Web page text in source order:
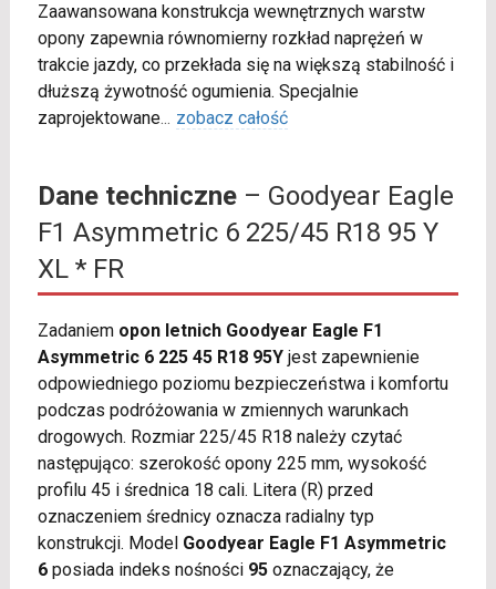
Zaawansowana konstrukcja wewnętrznych warstw
opony zapewnia równomierny rozkład naprężeń w
trakcie jazdy, co przekłada się na większą stabilność i
dłuższą żywotność ogumienia. Specjalnie
zaprojektowane... zobacz całość
Dane techniczne– Goodyear Eagle
F1 Asymmetric 6 225/45 R18 95 Y
XL * FR
Zadaniem opon letnich Goodyear Eagle F1
Asymmetric 6 225 45 R18 95Yjest zapewnienie
odpowiedniego poziomu bezpieczeństwa i komfortu
podczas podróżowania w zmiennych warunkach
drogowych. Rozmiar 225/45 R18 należy czytać
następująco: szerokość opony 225 mm, wysokość
profilu 45 i średnica 18 cali. Litera (R) przed
oznaczeniem średnicy oznacza radialny typ
konstrukcji. Model Goodyear Eagle F1 Asymmetric
6posiada indeks nośności 95oznaczający, że